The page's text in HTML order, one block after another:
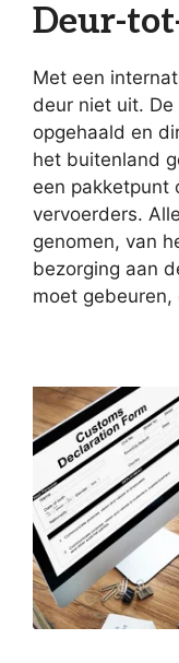
Deur-
Met een
deur niet uit.
opgehaald en
het buitenland
een pakketpunt
vervoerders.
genomen, van
bezorging aan
moet